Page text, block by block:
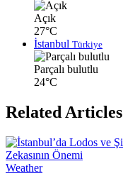
Açık
27°C
İstanbul Türkiye
Parçalı bulutlu
24°C
Related Articles
Weather